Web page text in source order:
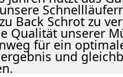
Back Schrot zu
Qualität unserer
für ein
und